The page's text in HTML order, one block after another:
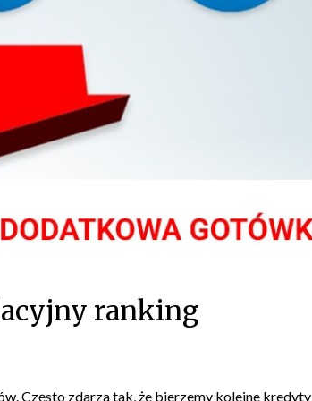
ranking
Często zdarza tak, że bierzemy kolejne kredyty